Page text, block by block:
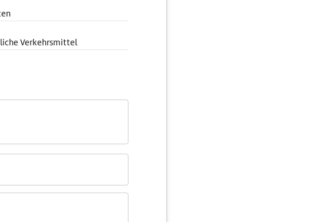
Queen Victoria, wiegt 4,5 t. In
Atatürk, der Begründer der
1938 im Palast
Verkehrsmittel